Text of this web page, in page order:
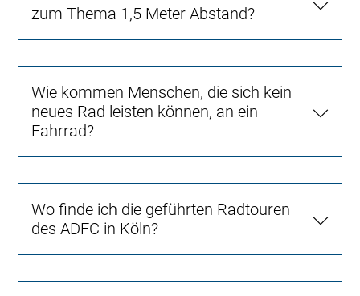
zum Thema 1,5 Meter Abstand?
Wie kommen Menschen, die sich kein
neues Rad leisten können, an ein
Fahrrad?
Wo finde ich die geführten Radtouren
des ADFC in Köln?